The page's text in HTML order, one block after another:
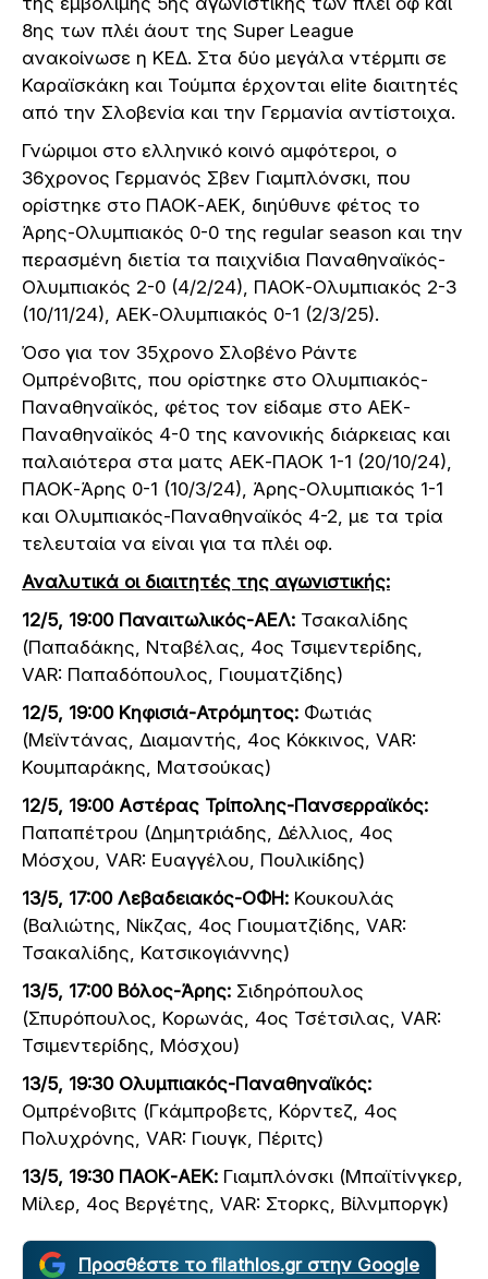
8ης των πλέι άουτ της Super League
ανακοίνωσε η ΚΕΔ. Στα δύο μεγάλα ντέρμπι σε
Καραϊσκάκη και Τούμπα έρχονται elite διαιτητές
από την Σλοβενία και την Γερμανία αντίστοιχα.
Γνώριμοι στο ελληνικό κοινό αμφότεροι, ο
36χρονος Γερμανός Σβεν Γιαμπλόνσκι, που
ορίστηκε στο ΠΑΟΚ-ΑΕΚ, διηύθυνε φέτος το
Άρης-Ολυμπιακός 0-0 της regular season και την
περασμένη διετία τα παιχνίδια Παναθηναϊκός-
Ολυμπιακός 2-0 (4/2/24), ΠΑΟΚ-Ολυμπιακός 2-3
(10/11/24), ΑΕΚ-Ολυμπιακός 0-1 (2/3/25).
Όσο για τον 35χρονο Σλοβένο Ράντε
Ομπρένοβιτς, που ορίστηκε στο Ολυμπιακός-
Παναθηναϊκός, φέτος τον είδαμε στο ΑΕΚ-
Παναθηναϊκός 4-0 της κανονικής διάρκειας και
παλαιότερα στα ματς ΑΕΚ-ΠΑΟΚ 1-1 (20/10/24),
ΠΑΟΚ-Άρης 0-1 (10/3/24), Άρης-Ολυμπιακός 1-1
και Ολυμπιακός-Παναθηναϊκός 4-2, με τα τρία
τελευταία να είναι για τα πλέι οφ.
Αναλυτικά οι διαιτητές της αγωνιστικής:
12/5, 19:00 Παναιτωλικός-ΑΕΛ: Τσακαλίδης
(Παπαδάκης, Νταβέλας, 4ος Τσιμεντερίδης,
VAR: Παπαδόπουλος, Γιουματζίδης)
12/5, 19:00 Κηφισιά-Ατρόμητος: Φωτιάς
(Μεϊντάνας, Διαμαντής, 4ος Κόκκινος, VAR:
Κουμπαράκης, Ματσούκας)
12/5, 19:00 Αστέρας Τρίπολης-Πανσερραϊκός:
Παπαπέτρου (Δημητριάδης, Δέλλιος, 4ος
Μόσχου, VAR: Ευαγγέλου, Πουλικίδης)
13/5, 17:00 Λεβαδειακός-ΟΦΗ: Κουκουλάς
(Βαλιώτης, Νίκζας, 4ος Γιουματζίδης, VAR:
Τσακαλίδης, Κατσικογιάννης)
13/5, 17:00 Βόλος-Άρης: Σιδηρόπουλος
(Σπυρόπουλος, Κορωνάς, 4ος Τσέτσιλας, VAR:
Τσιμεντερίδης, Μόσχου)
13/5, 19:30 Ολυμπιακός-Παναθηναϊκός:
Ομπρένοβιτς (Γκάμπροβετς, Κόρντεζ, 4ος
Πολυχρόνης, VAR: Γιουγκ, Πέριτς)
13/5, 19:30 ΠΑΟΚ-ΑΕΚ: Γιαμπλόνσκι (Μπαϊτίνγκερ,
Μίλερ, 4ος Βεργέτης, VAR: Στορκς, Βίλνμποργκ)
Προσθέστε το filathlos.gr στην Google